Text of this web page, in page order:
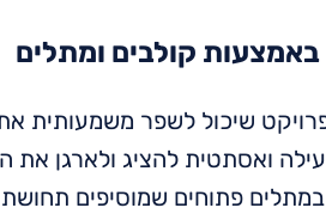
קולבים ומתלים
שיכול לשפר משמעותית את
ואסתטית להציג ולארגן את
פתוחים שמוסיפים